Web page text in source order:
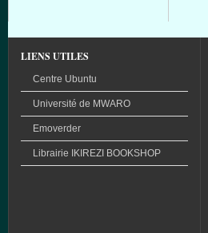
LIENS UTILES
Centre Ubuntu
Université de MWARO
Emoverder
Librairie IKIREZI BOOKSHOP